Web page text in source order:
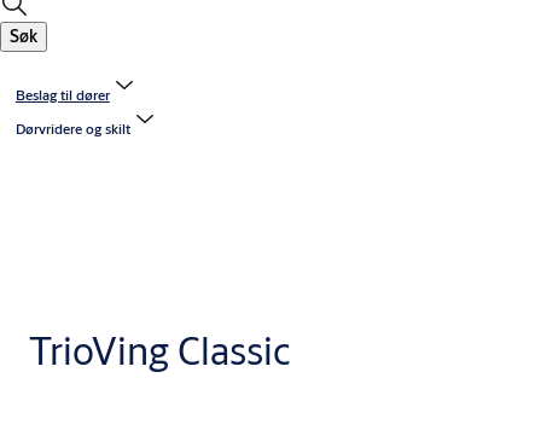
Søk
Beslag til dører
Dørvridere og skilt
TrioVing Classic